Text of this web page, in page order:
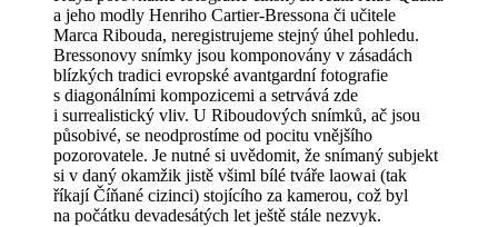
a jeho modly Henriho Cartier-Bressona či učitele
Marca Ribouda, neregistrujeme stejný úhel pohledu.
Bressonovy snímky jsou komponovány v zásadách
blízkých tradici evropské avantgardní fotografie
s diagonálními kompozicemi a setrvává zde
i surrealistický vliv. U Riboudových snímků, ač jsou
působivé, se neodprostíme od pocitu vnějšího
pozorovatele. Je nutné si uvědomit, že snímaný subjekt
si v daný okamžik jistě všiml bílé tváře laowai (tak
říkají Číňané cizinci) stojícího za kamerou, což byl
na počátku devadesátých let ještě stále nezvyk.